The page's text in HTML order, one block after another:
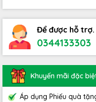
Để được hỗ trợ.
0344133303
Khuyến mãi đặc
Áp dụng Phiếu quà